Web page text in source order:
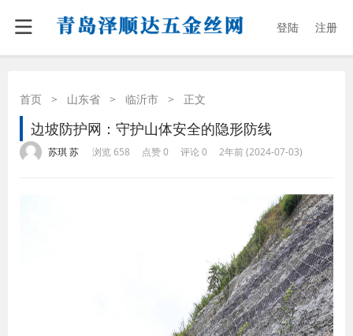
登陆 注册
首页 > 山东省 > 临沂市 > 正文
边坡防护网：守护山体安全的隐形防线
苏琪 苏 浏览 658 点赞 0 评论 0 2年前 (2024-07-03)